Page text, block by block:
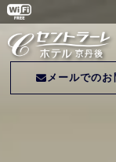
メールでのお